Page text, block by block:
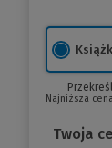
Najniższa
Twoja